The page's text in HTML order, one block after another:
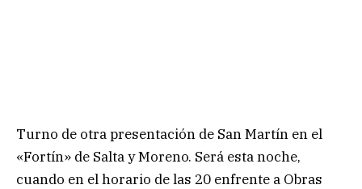
Turno de otra presentación de San Martín en el
«Fortín» de Salta y Moreno. Será esta noche,
cuando en el horario de las 20 enfrente a Obras